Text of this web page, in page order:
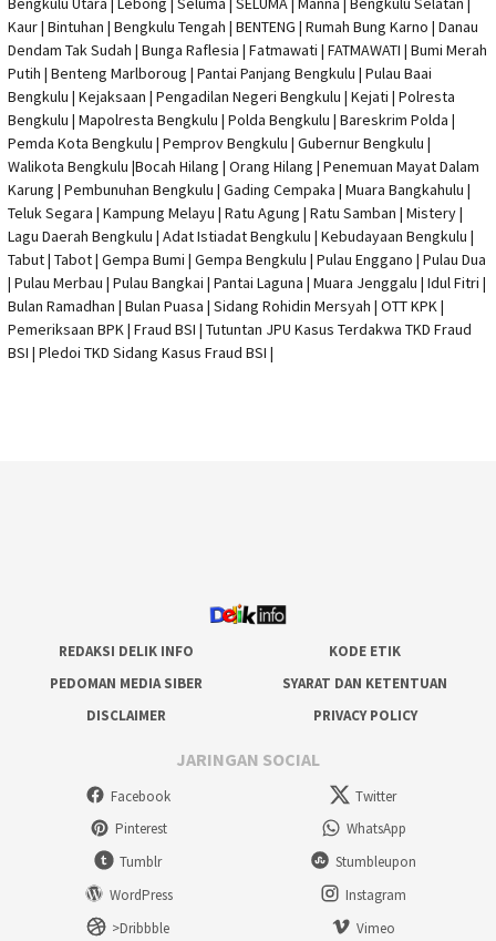
Kaur | Bintuhan | Bengkulu Tengah | BENTENG | Rumah Bung Karno | Danau
Dendam Tak Sudah | Bunga Raflesia | Fatmawati | FATMAWATI | Bumi Merah
Putih | Benteng Marlboroug | Pantai Panjang Bengkulu | Pulau Baai
Bengkulu | Kejaksaan | Pengadilan Negeri Bengkulu | Kejati | Polresta
Bengkulu | Mapolresta Bengkulu | Polda Bengkulu | Bareskrim Polda |
Pemda Kota Bengkulu | Pemprov Bengkulu | Gubernur Bengkulu |
Walikota Bengkulu |Bocah Hilang | Orang Hilang | Penemuan Mayat Dalam
Karung | Pembunuhan Bengkulu | Gading Cempaka | Muara Bangkahulu |
Teluk Segara | Kampung Melayu | Ratu Agung | Ratu Samban | Mistery |
Lagu Daerah Bengkulu | Adat Istiadat Bengkulu | Kebudayaan Bengkulu |
Tabut | Tabot | Gempa Bumi | Gempa Bengkulu | Pulau Enggano | Pulau Dua
| Pulau Merbau | Pulau Bangkai | Pantai Laguna | Muara Jenggalu | Idul Fitri |
Bulan Ramadhan | Bulan Puasa | Sidang Rohidin Mersyah | OTT KPK |
Pemeriksaan BPK | Fraud BSI | Tutuntan JPU Kasus Terdakwa TKD Fraud
BSI | Pledoi TKD Sidang Kasus Fraud BSI |
REDAKSI DELIK INFO
KODE ETIK
PEDOMAN MEDIA SIBER
SYARAT DAN KETENTUAN
DISCLAIMER
PRIVACY POLICY
JARINGAN SOCIAL
Facebook
Twitter
Pinterest
WhatsApp
Tumblr
Stumbleupon
WordPress
Instagram
>Dribbble
Vimeo